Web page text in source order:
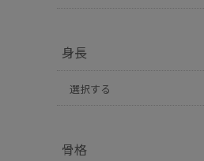
身長
選択する
骨格